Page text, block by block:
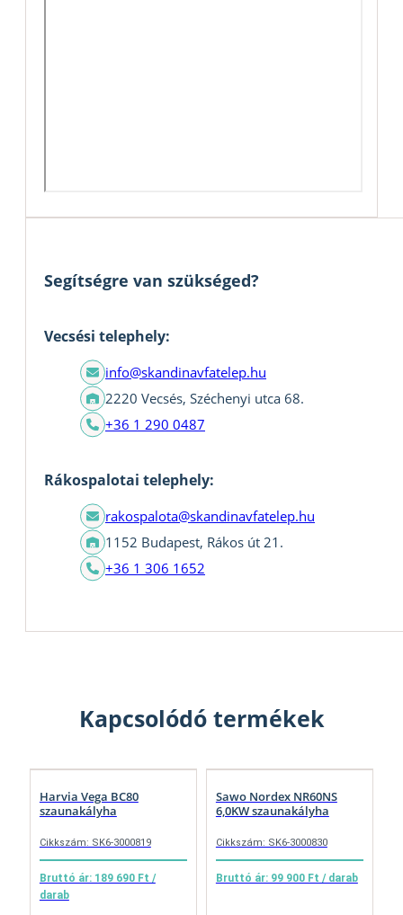
Segítségre van szükséged?
Vecsési telephely:
info@skandinavfatelep.hu
2220 Vecsés, Széchenyi utca 68.
+36 1 290 0487
Rákospalotai telephely:
rakospalota@skandinavfatelep.hu
1152 Budapest, Rákos út 21.
+36 1 306 1652
Kapcsolódó termékek
Harvia Vega BC80
szaunakályha
Cikkszám: SK6-3000819
Bruttó ár: 189 690 Ft /
darab
Sawo Nordex NR60NS
6,0KW szaunakályha
Cikkszám: SK6-3000830
Bruttó ár: 99 900 Ft / darab